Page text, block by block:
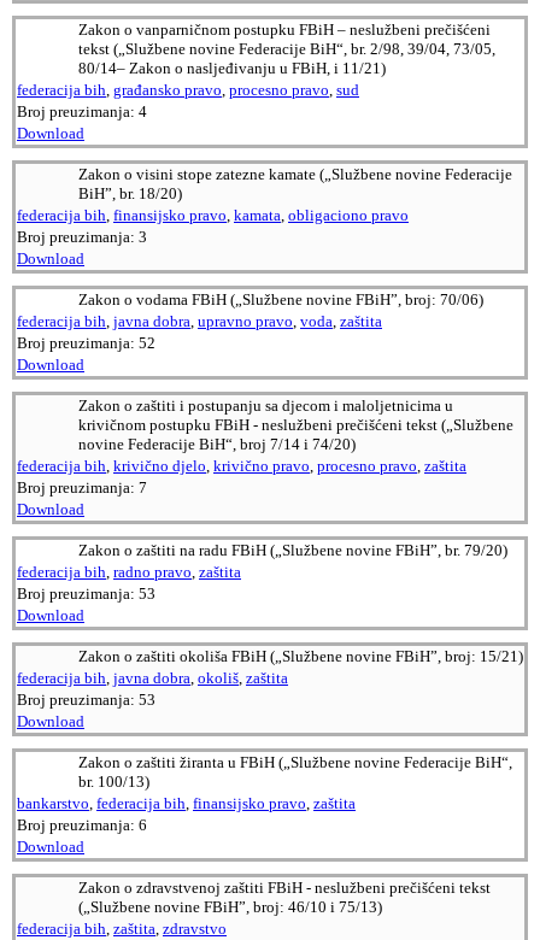
Zakon o vanparničnom postupku FBiH – neslužbeni prečišćeni
tekst („Službene novine Federacije BiH“, br. 2/98, 39/04, 73/05,
80/14– Zakon o nasljeđivanju u FBiH, i 11/21)
federacija bih, građansko pravo, procesno pravo, sud
Broj preuzimanja: 4
Download
Zakon o visini stope zatezne kamate („Službene novine Federacije
BiH”, br. 18/20)
federacija bih, finansijsko pravo, kamata, obligaciono pravo
Broj preuzimanja: 3
Download
Zakon o vodama FBiH („Službene novine FBiH”, broj: 70/06)
federacija bih, javna dobra, upravno pravo, voda, zaštita
Broj preuzimanja: 52
Download
Zakon o zaštiti i postupanju sa djecom i maloljetnicima u
krivičnom postupku FBiH - neslužbeni prečišćeni tekst („Službene
novine Federacije BiH“, broj 7/14 i 74/20)
federacija bih, krivično djelo, krivično pravo, procesno pravo, zaštita
Broj preuzimanja: 7
Download
Zakon o zaštiti na radu FBiH („Službene novine FBiH”, br. 79/20)
federacija bih, radno pravo, zaštita
Broj preuzimanja: 53
Download
Zakon o zaštiti okoliša FBiH („Službene novine FBiH”, broj: 15/21)
federacija bih, javna dobra, okoliš, zaštita
Broj preuzimanja: 53
Download
Zakon o zaštiti žiranta u FBiH („Službene novine Federacije BiH“,
br. 100/13)
bankarstvo, federacija bih, finansijsko pravo, zaštita
Broj preuzimanja: 6
Download
Zakon o zdravstvenoj zaštiti FBiH - neslužbeni prečišćeni tekst
(„Službene novine FBiH”, broj: 46/10 i 75/13)
federacija bih, zaštita, zdravstvo